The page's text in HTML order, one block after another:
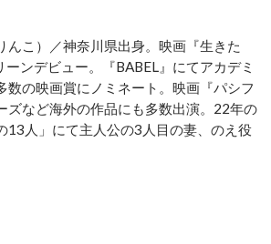
んこ）／神奈川県出身。映画『生きた
ンデビュー。『BABEL』にてアカデミ
数の映画賞にノミネート。映画『パシフ
ズなど海外の作品にも多数出演。22年の
13人」にて主人公の3人目の妻、のえ役